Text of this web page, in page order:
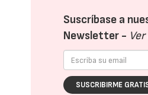
Suscríbase a
Newsletter -
SUSCRIBIRME